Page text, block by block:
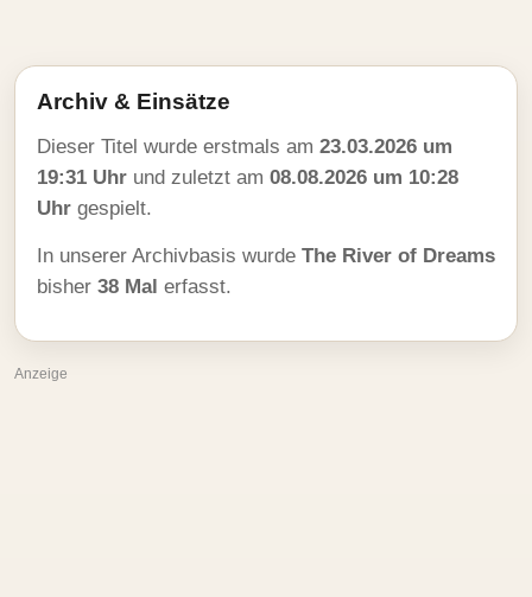
Archiv & Einsätze
Dieser Titel wurde erstmals am 23.03.2026 um
19:31 Uhr und zuletzt am 08.08.2026 um 10:28
Uhr gespielt.
In unserer Archivbasis wurde The River of Dreams
bisher 38 Mal erfasst.
Anzeige